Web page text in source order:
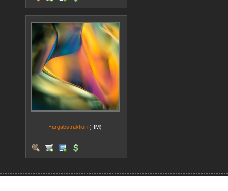
Färgabstraktion (RM)